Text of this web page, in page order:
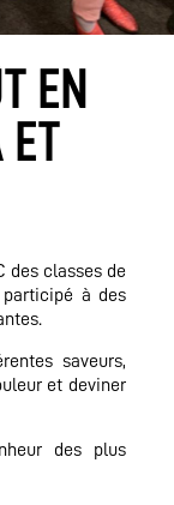
EN
ET
des classes de
participé à des
saveurs,
et deviner
des plus